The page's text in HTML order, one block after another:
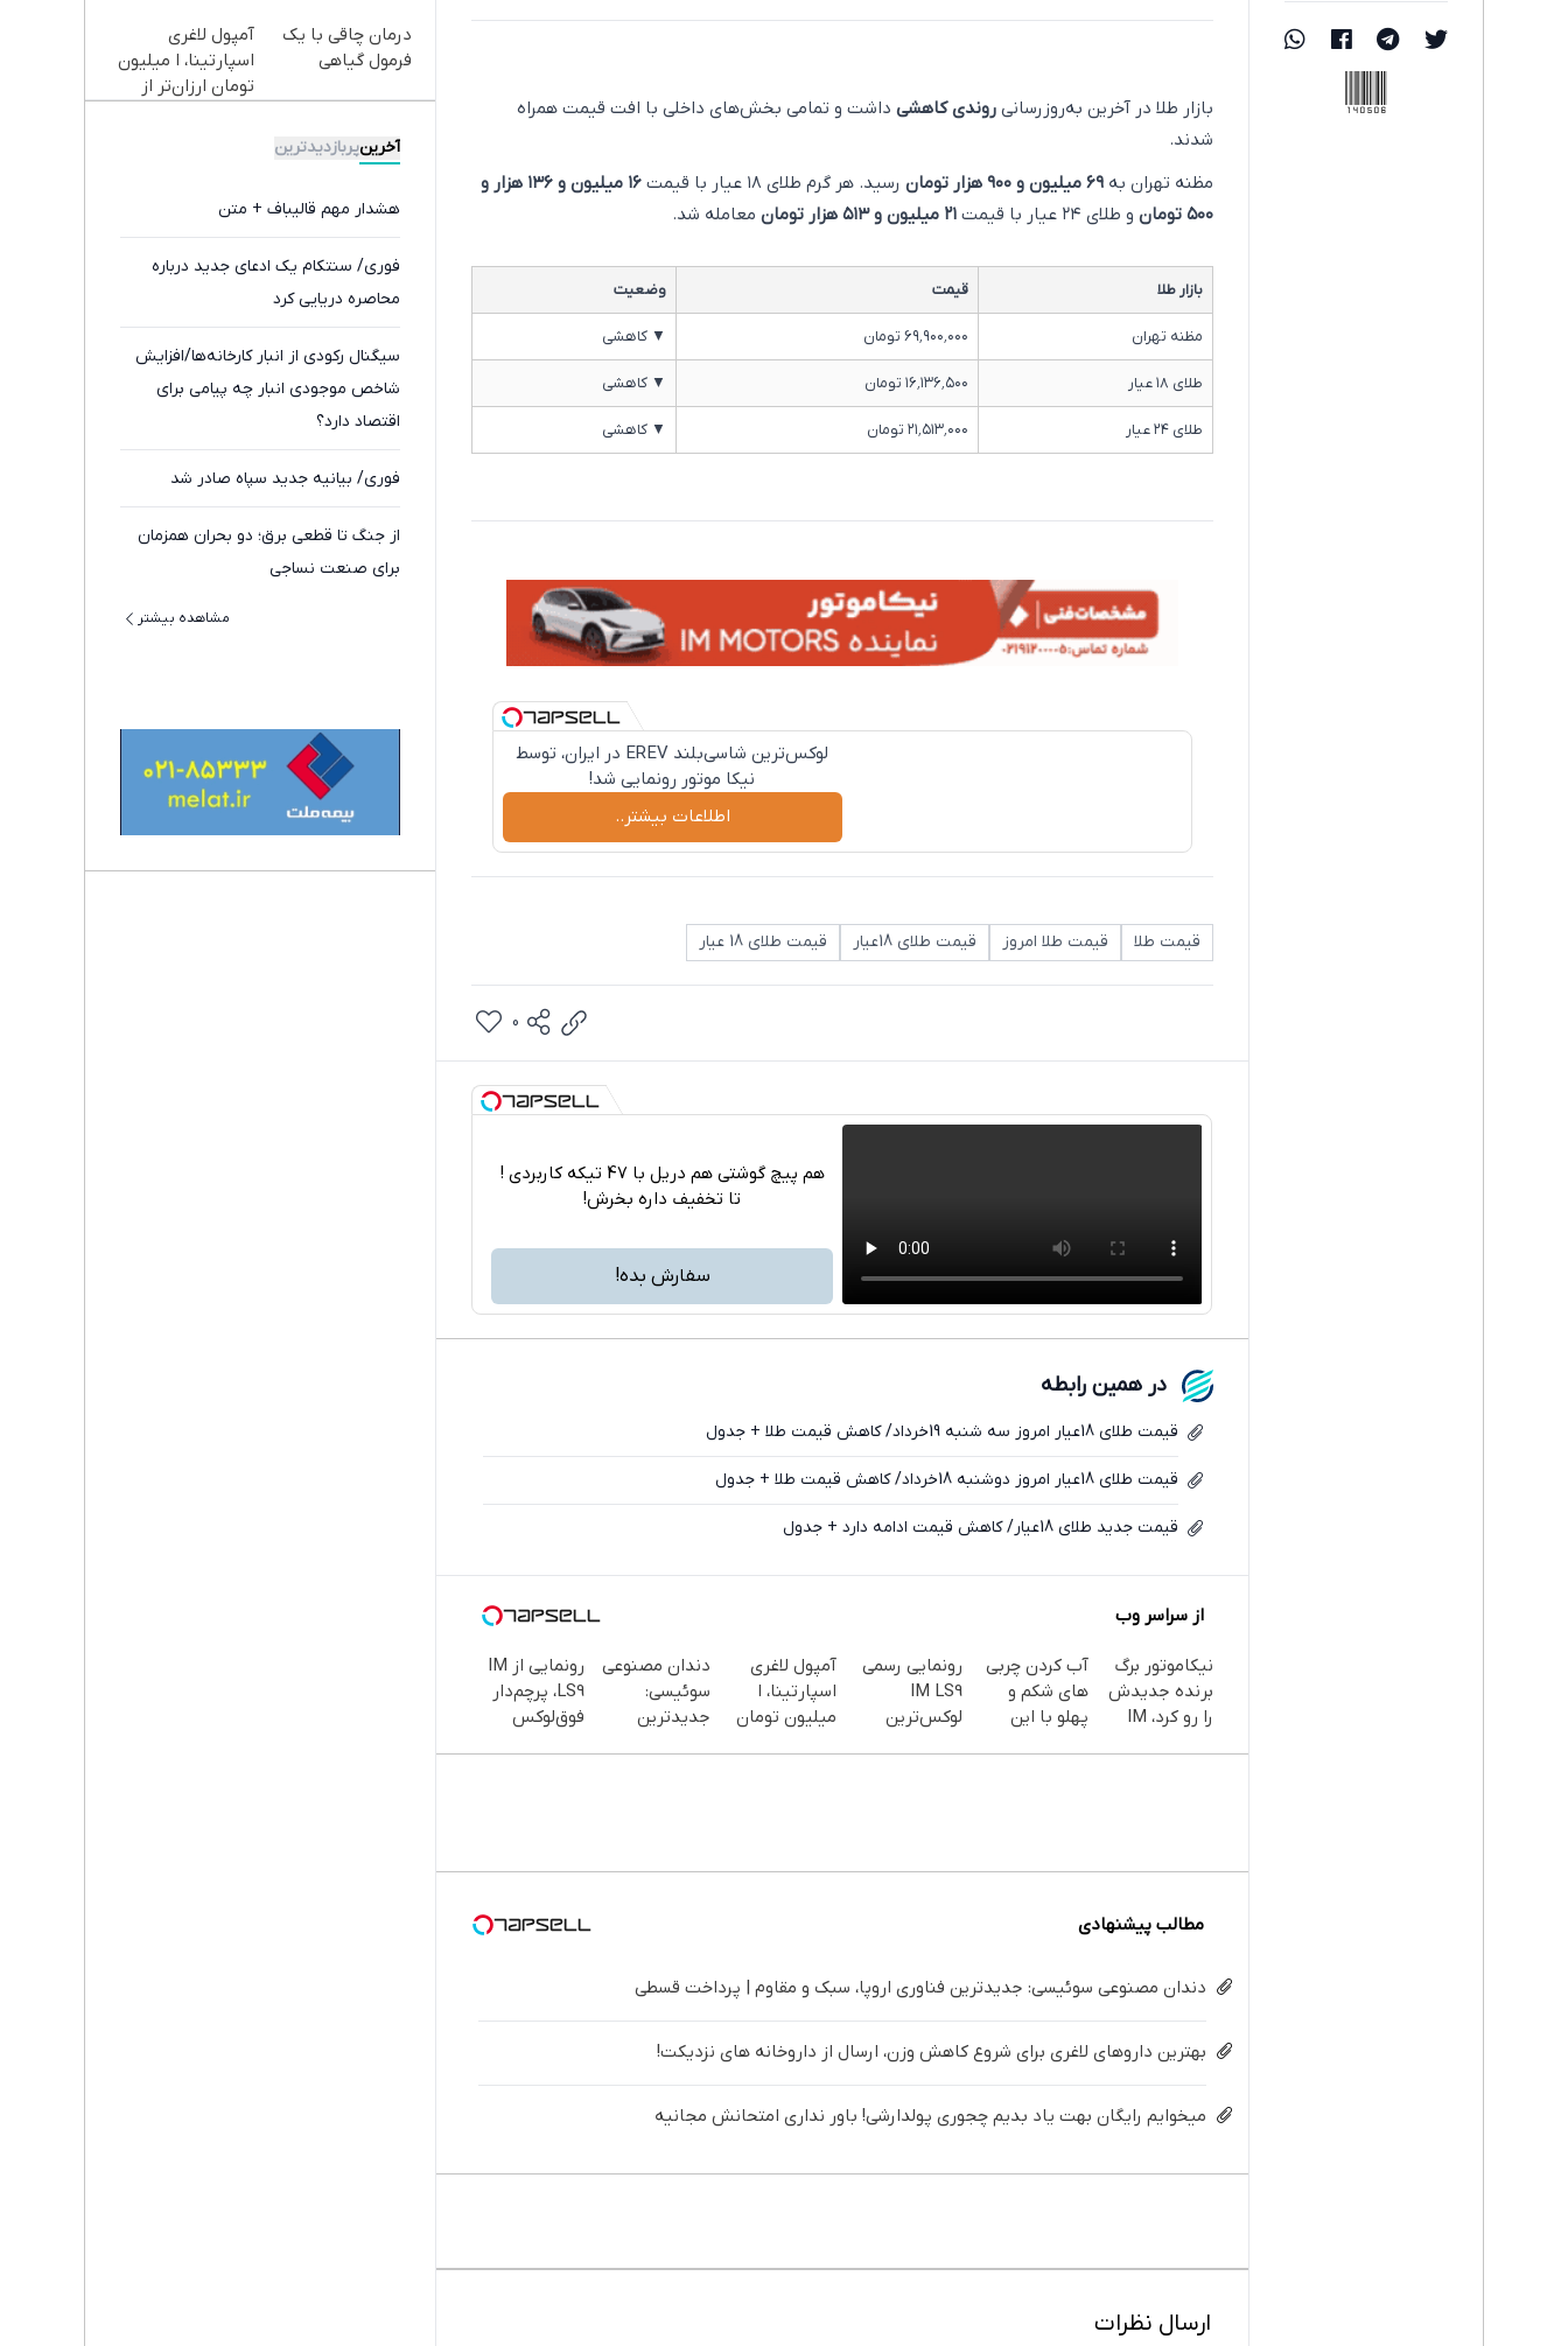
بازار طلا در آخرین به‌روزرسانی روندی کاهشیداشت و تمامی بخش‌های داخلی با افت قیمت همراه
شدند.
مظنه تهران به ۶۹ میلیون و ۹۰۰ هزار تومان رسید. هر گرم طلای ۱۸ عیار با قیمت
۱۶ میلیون و ۱۳۶ هزار و
۵۰۰ تومان
و طلای ۲۴ عیار با قیمت ۲۱ میلیون و ۵۱۳ هزار تومان معامله شد.
بازار طلا قیمت وضعیت
مظنه تهران ۶۹٬۹۰۰٬۰۰۰ تومان ▼ کاهشی
طلای ۱۸ عیار ۱۶٬۱۳۶٬۵۰۰ تومان ▼ کاهشی
طلای ۲۴ عیار ۲۱٬۵۱۳٬۰۰۰ تومان ▼ کاهشی
لوکس‌ترین شاسی‌بلند EREV در ایران، توسط
نیکا موتور رونمایی شد!
اطلاعات بیشتر..
قیمت طلا قیمت طلا امروز قیمت طلای 18عیار قیمت طلای 18 عیار
تلگرام
فیسبوک
0
هم پیچ گوشتی هم دریل با 47 تیکه کاربردی !
تا تخفیف داره بخرش!
سفارش بده!
در همین رابطه
قیمت طلای 18عیار امروز سه شنبه 19خرداد/ کاهش قیمت طلا + جدول
قیمت طلای 18عیار امروز دوشنبه 18خرداد/ کاهش قیمت طلا + جدول
قیمت جدید طلای 18عیار/ کاهش قیمت ادامه دارد + جدول
از سراسر وب
نیکاموتور برگ
برنده جدیدش
را رو کرد، IM
آب کردن چربی
های شکم و
پهلو با این
رونمایی رسمی
IM LS9
لوکس‌ترین
آمپول لاغری
اسپارتینا، ا
میلیون تومان
دندان مصنوعی
سوئیسی:
جدیدترین
رونمایی از IM
LS9، پرچم‌دار
فوق‌لوکس
مطالب پیشنهادی
دندان مصنوعی سوئیسی: جدیدترین فناوری اروپا، سبک و مقاوم | پرداخت قسطی
بهترین داروهای لاغری برای شروع کاهش وزن، ارسال از داروخانه های نزدیکت!
میخوایم رایگان بهت یاد بدیم چجوری پولدارشی! باور نداری امتحانش مجانیه
ارسال نظرات
پک یخ!
درمان چاقی با یک
فرمول گیاهی
آمپول لاغری
اسپارتینا، ا میلیون
تومان ارزان‌تر از
آخرینپربازدیدترین
هشدار مهم قالیباف + متن
فوری/ سنتکام یک ادعای جدید درباره
محاصره دریایی کرد
سیگنال رکودی از انبار کارخانه‌ها/افزایش
شاخص موجودی انبار چه پیامی برای
اقتصاد دارد؟
فوری/ بیانیه جدید سپاه صادر شد
از جنگ تا قطعی برق؛ دو بحران همزمان
برای صنعت نساجی
مشاهده بیشتر